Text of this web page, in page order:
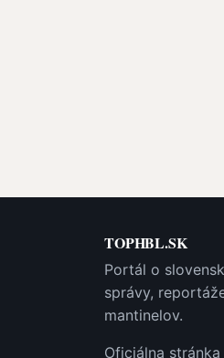
TOPHBL.SK
Portál o
správy,
mantinelov.
Oficiálna stránka